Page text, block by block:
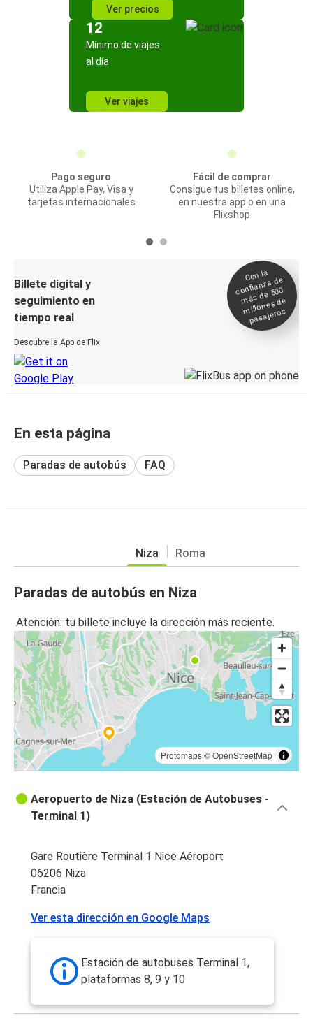
Ver precios
12
Mínimo de viajes
al día
Ver viajes
Pago seguro
Utiliza Apple Pay, Visa y
tarjetas internacionales
Fácil de comprar
Consigue tus billetes online,
en nuestra app o en una
Flixshop
Billete digital y
seguimiento en
tiempo real
Descubre la App de Flix
Con la
confianza de
más de 500
millones de
pasajeros
En esta página
Paradas de autobús FAQ
Niza Roma
Paradas de autobús en Niza
Atención: tu billete incluye la dirección más reciente.
Protomaps©OpenStreetMap
Aeropuerto de Niza (Estación de Autobuses -
Terminal 1)
Gare Routière Terminal 1 Nice Aéroport
06206 Niza
Francia
Ver esta dirección en Google Maps
Estación de autobuses Terminal 1,
plataformas 8, 9 y 10